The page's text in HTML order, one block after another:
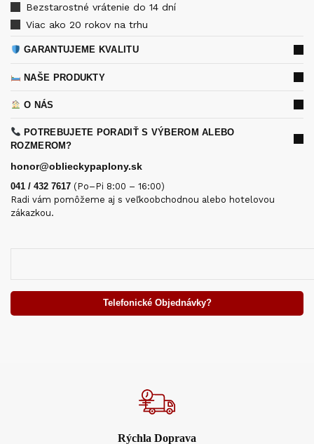
Bezstarostné vrátenie do 14 dní
Viac ako 20 rokov na trhu
GARANTUJEME KVALITU
NAŠE PRODUKTY
O NÁS
POTREBUJETE PORADIŤ S VÝBEROM ALEBO
ROZMEROM?
honor@oblieckypaplony.sk
041 / 432 7617 (Po–Pi 8:00 – 16:00)
Radi vám pomôžeme aj s veľkoobchodnou alebo hotelovou
zákazkou.
Telefonické Objednávky?
Rýchla Doprava